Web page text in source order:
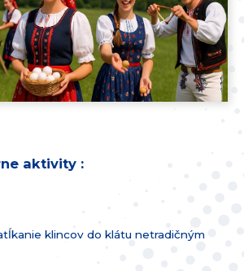
aktivity :
klincov do klátu netradičným